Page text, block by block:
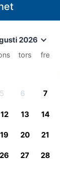
2026
tors fre
5 6 7
12 13 14
19 20 21
26 27 28